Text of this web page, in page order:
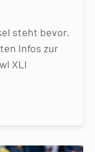
steht bevor.
Infos zur
XLI